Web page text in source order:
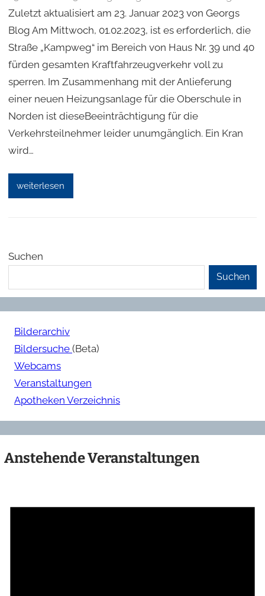
Zuletzt aktualisiert am 23. Januar 2023 von Georgs
Blog Am Mittwoch, 01.02.2023, ist es erforderlich, die
Straße „Kampweg“ im Bereich von Haus Nr. 39 und 40
fürden gesamten Kraftfahrzeugverkehr voll zu
sperren. Im Zusammenhang mit der Anlieferung
einer neuen Heizungsanlage für die Oberschule in
Norden ist dieseBeeinträchtigung für die
Verkehrsteilnehmer leider unumgänglich. Ein Kran
wird…
weiterlesen
Suchen
Suchen
Bilderarchiv
Bildersuche (Beta)
Webcams
Veranstaltungen
Apotheken Verzeichnis
Anstehende Veranstaltungen